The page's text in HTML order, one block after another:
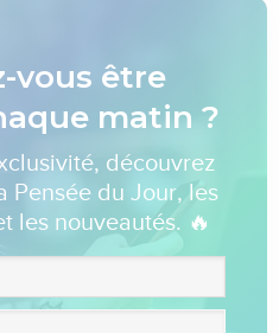
vous être
matin ?
découvrez
Pensée du Jour, les
les nouveautés. 🔥